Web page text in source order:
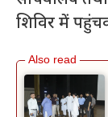
शिविर में